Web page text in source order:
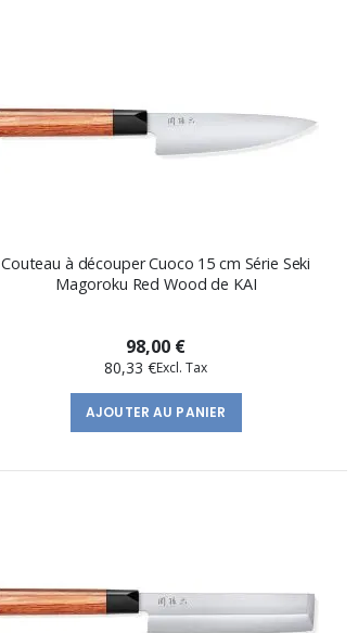
Couteau à découper Cuoco 15 cm Série Seki
Magoroku Red Wood de KAI
98,00 €
80,33 €
AJOUTER AU PANIER